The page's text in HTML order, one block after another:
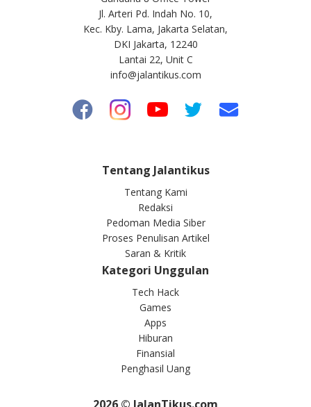
Jl. Arteri Pd. Indah No. 10,
Kec. Kby. Lama, Jakarta Selatan,
DKI Jakarta, 12240
Lantai 22, Unit C
info@jalantikus.com
Tentang Jalantikus
Tentang Kami
Redaksi
Pedoman Media Siber
Proses Penulisan Artikel
Saran & Kritik
Kategori Unggulan
Tech Hack
Games
Apps
Hiburan
Finansial
Penghasil Uang